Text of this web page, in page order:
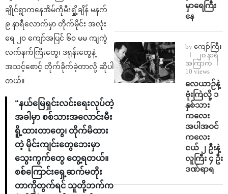
ချိုင်ရွာကနေအိမ်ကိုမီးရှို့ချိန် မနက်
၉ နာရီလောက်မှာ တိုက်မိုင်း အလုံး
ရေ ၂၀ ကျော်အပြင် ၆၀ မမ ကျကွဲ
လက်နက်ကြီးတွေ၊ ဒရုန်းတွေနဲ့
အသင့်စောင့် တိုက်ခိုက်ခဲ့တာလို့ ဆိုပါ
တယ်။
“နယ်မြေရှင်းလင်းရေးလုပ်တဲ့
အခါမှာ စစ်သားအလောင်းမီး
ရိူ့ထားတာတွေ၊ တိုက်မိထား
တဲ့ မိုင်းကျင်းတွေဘေးမှာ
သွေးကွက်တွေ တွေ့ရတယ်။
စစ်ကြောင်းရှေ့ဆက်မတိုး
တာကိုတွက်ရင် သူတို့ဘက်က
မှာရေကြီး
နေ
by ကျော်ကြီး
၂၀ နာရီ
အကြာက
10 views
⁨လေယာဉ်နဲ့
ဗုံးကြဲလို့ ၁
နှစ်သား
ကလေး
အပါအဝင်
ကလေး
ငယ် ၂ ဦးနဲ့
လူကြီး ၄ ဦး
ဒဏ်ရာရ